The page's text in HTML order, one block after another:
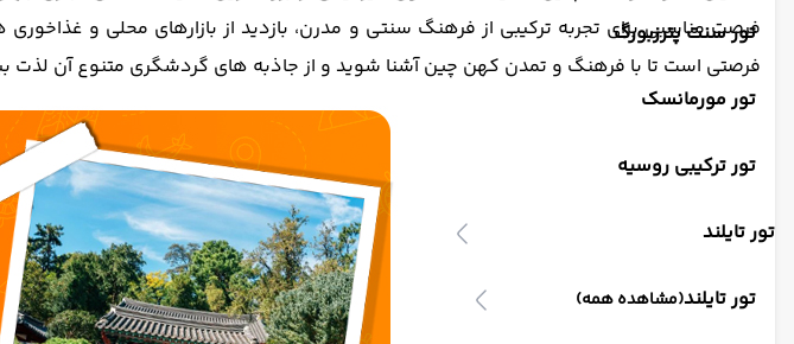
تور سنت پترزبورگ
تور مورمانسک
تور ترکیبی روسیه
تور تایلند
تور تایلند(مشاهده همه)
فرصت مناسبی برای تجربه ترکیبی از فرهنگ سنتی و مدرن، بازدید از بازارهای محلی و
فرصتی است تا با فرهنگ و تمدن کهن چین آشنا شوید و از جاذبه های گردشگری متنوع آن لذت